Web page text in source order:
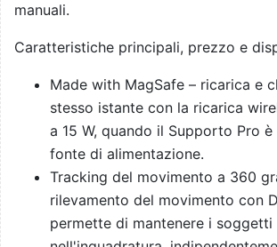
manuali.
Caratteristiche principali, prezzo e
Made with MagSafe – ricarica e
stesso istante con la ricarica
a 15 W, quando il Supporto Pro
fonte di alimentazione.
Tracking del movimento a 360
rilevamento del movimento con
permette di mantenere i soggetti